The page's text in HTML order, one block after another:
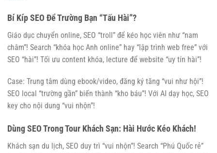
Bí Kíp SEO Để Trường Bạn “Tấu Hài”?
Giáo dục chuyển online, SEO “troll” để kéo học viên như “nam
châm”! Search “khóa học Anh online” hay “lập trình web free” với
SEO “hài”! Tối ưu content khóa, lecture để website “uy tín hài”!
Case: Trung tâm dùng ebook/video, đăng ký tăng “vui như hội”!
SEO local “trường gần” biến thành “kho báu”! Với AI dạy học, SEO
key cho nội dung “vui nhộn”!
Dùng SEO Trong Tour Khách Sạn: Hài Hước Kéo Khách!
Khách sạn du lịch, SEO duy trì “vui nhộn”! Search “Phú Quốc rẻ”